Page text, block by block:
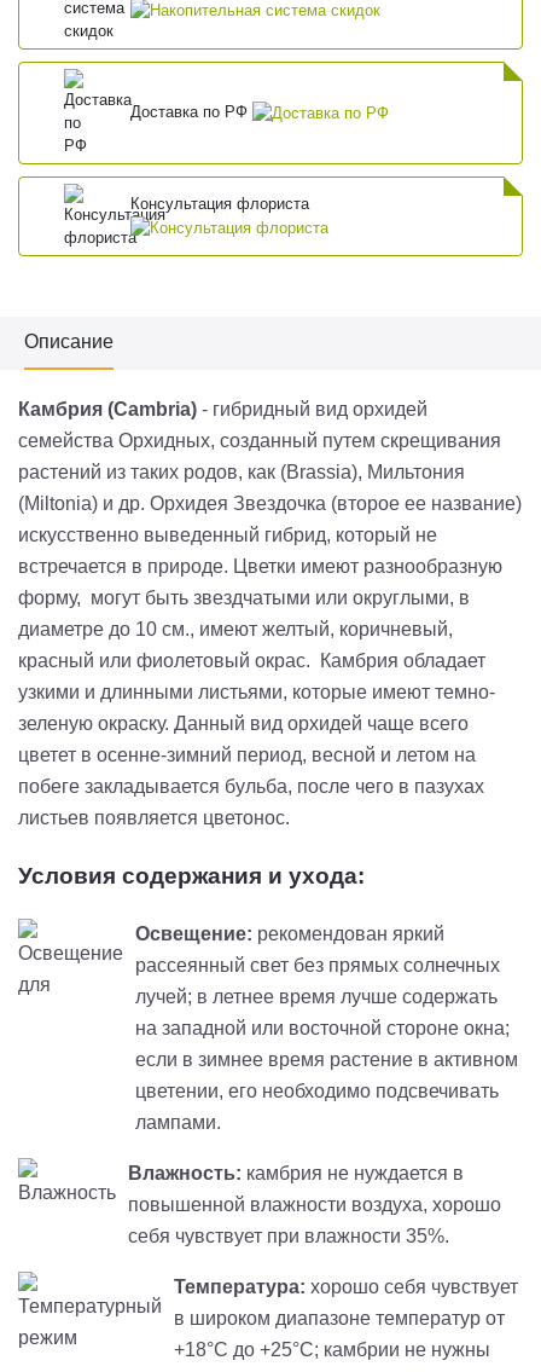
Доставка по РФ
Консультация флориста
Описание
Камбрия (Cambria) - гибридный вид орхидей
семейства Орхидных, созданный путем скрещивания
растений из таких родов, как (Brassia), Мильтония
(Miltonia) и др. Орхидея Звездочка (второе ее название)
искусственно выведенный гибрид, который не
встречается в природе. Цветки имеют разнообразную
форму, могут быть звездчатыми или округлыми, в
диаметре до 10 см., имеют желтый, коричневый,
красный или фиолетовый окрас. Камбрия обладает
узкими и длинными листьями, которые имеют темно-
зеленую окраску. Данный вид орхидей чаще всего
цветет в осенне-зимний период, весной и летом на
побеге закладывается бульба, после чего в пазухах
листьев появляется цветонос.
Условия содержания и ухода:
Освещение: рекомендован яркий
рассеянный свет без прямых солнечных
лучей; в летнее время лучше содержать
на западной или восточной стороне окна;
если в зимнее время растение в активном
цветении, его необходимо подсвечивать
лампами.
Влажность: камбрия не нуждается в
повышенной влажности воздуха, хорошо
себя чувствует при влажности 35%.
Температура: хорошо себя чувствует
в широком диапазоне температур от
+18°С до +25°С; камбрии не нужны